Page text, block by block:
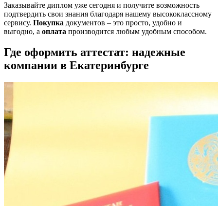
Заказывайте диплом уже сегодня и получите возможность
подтвердить свои знания благодаря нашему высококлассному
сервису. Покупка документов – это просто, удобно и
выгодно, а оплата производится любым удобным способом.
Где оформить аттестат: надежные
компании в Екатеринбурге